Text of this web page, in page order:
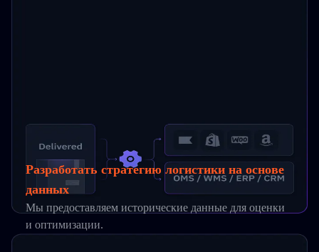
Разработать стратегию логистики на основе
данных
Мы предоставляем исторические данные для оценки
и оптимизации.